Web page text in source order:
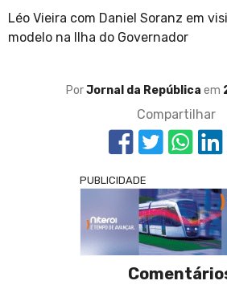
Léo Vieira com Daniel Soranz em
modelo na Ilha do Governador
PorJornal da República em
Compartilhar
PUBLICIDADE